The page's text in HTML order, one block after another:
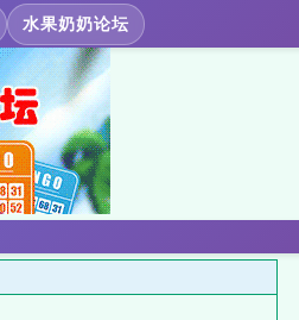
水果奶奶论坛